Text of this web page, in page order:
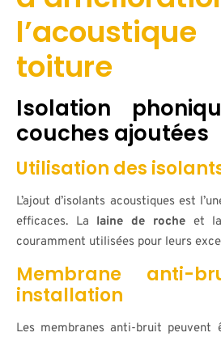
toiture
Isolation
couches ajoutées
Utilisation des
L’ajout d’isolants acoustiques est
efficaces. La laine de rocheet
couramment utilisées pour leurs
Membrane anti-
installation
Les membranes anti-bruit peuvent